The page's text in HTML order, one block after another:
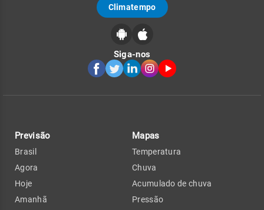
Climatempo
Siga-nos
Previsão
Brasil
Agora
Hoje
Amanhã
Mapas
Temperatura
Chuva
Acumulado de chuva
Pressão